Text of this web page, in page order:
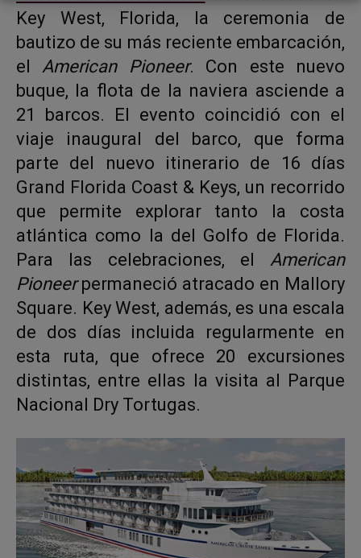
Key West, Florida, la ceremonia de
bautizo de su más reciente embarcación,
elAmerican Pioneer. Con este nuevo
buque, la flota de la naviera asciende a
21 barcos. El evento coincidió con el
viaje inaugural del barco, que forma
parte del nuevo itinerario de 16 días
Grand Florida Coast & Keys, un recorrido
que permite explorar tanto la costa
atlántica como la del Golfo de Florida.
Para las celebraciones, el American
Pioneerpermaneció atracado en Mallory
Square. Key West, además, es una escala
de dos días incluida regularmente en
esta ruta, que ofrece 20 excursiones
distintas, entre ellas la visita al Parque
Nacional Dry Tortugas.